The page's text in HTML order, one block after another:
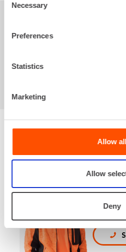
Selection
Necessary
Preferences
Statistics
Marketing
Allow all
Allow
Deny
Sinua
Renta